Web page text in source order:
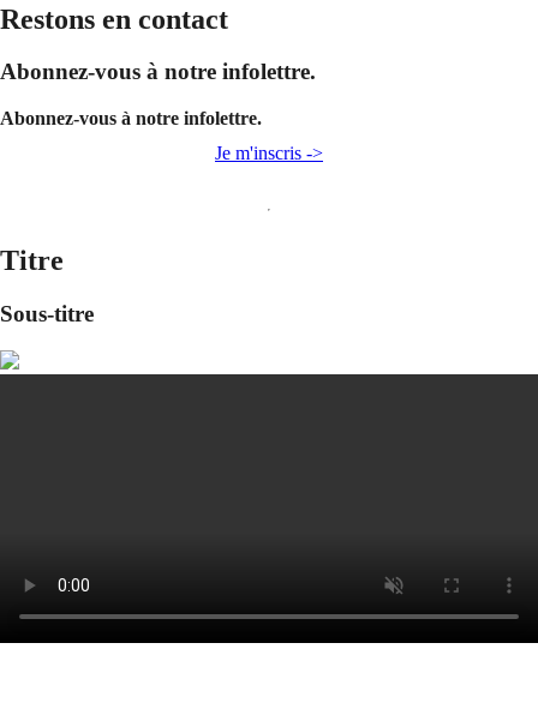
Restons en contact
Abonnez-vous à notre infolettre.
Abonnez-vous à notre infolettre.
Je m'inscris ->
Titre
Sous-titre